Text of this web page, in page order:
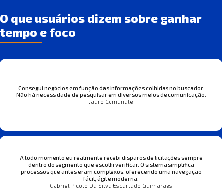
O que usuários dizem sobre ganhar
tempo e foco
Consegui negócios em função das informações colhidas no buscador.
Não há necessidade de pesquisar em diversos meios de comunicação.
Jauro Comunale
A todo momento eu realmente recebi disparos de licitações sempre
dentro do segmento que escolhi verificar. O sistema simplifica
processos que antes eram complexos, oferecendo uma navegação
fácil, ágil e moderna.
Gabriel Picolo Da Silva Escarlado Guimarães